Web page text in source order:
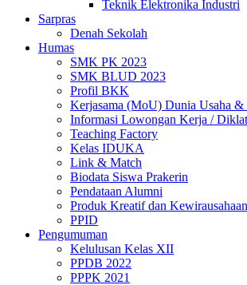
Teknik Elektronika Industri
Sarpras
Denah Sekolah
Humas
SMK PK 2023
SMK BLUD 2023
Profil BKK
Kerjasama (MoU) Dunia Usaha
Informasi Lowongan Kerja / Diklat
Teaching Factory
Kelas IDUKA
Link & Match
Biodata Siswa Prakerin
Pendataan Alumni
Produk Kreatif dan Kewirausahaan
PPID
Pengumuman
Kelulusan Kelas XII
PPDB 2022
PPPK 2021